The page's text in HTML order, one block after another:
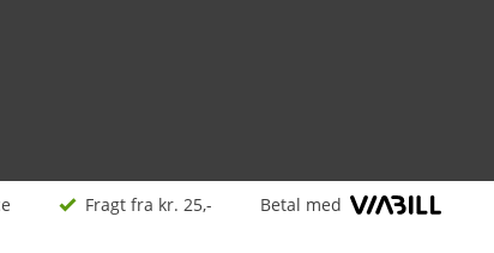
Fragt fra kr. 25,- Betal med